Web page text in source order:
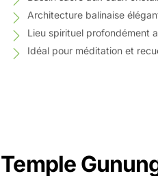
Architecture balinaise
Lieu spirituel profondément
Idéal pour méditation et
Temple